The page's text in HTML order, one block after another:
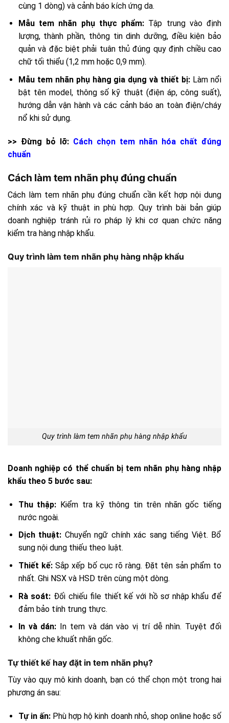
cùng 1 dòng) và cảnh báo kích ứng da.
Mẫu tem nhãn phụ thực phẩm: Tập trung vào định
lượng, thành phần, thông tin dinh dưỡng, điều kiện bảo
quản và đặc biệt phải tuân thủ đúng quy định chiều cao
chữ tối thiểu (1,2 mm hoặc 0,9 mm).
Mẫu tem nhãn phụ hàng gia dụng và thiết bị: Làm nổi
bật tên model, thông số kỹ thuật (điện áp, công suất),
hướng dẫn vận hành và các cảnh báo an toàn điện/cháy
nổ khi sử dụng.
>> Đừng bỏ lỡ: Cách chọn tem nhãn hóa chất đúng
chuẩn
Cách làm tem nhãn phụ đúng chuẩn
Cách làm tem nhãn phụ đúng chuẩn cần kết hợp nội dung
chính xác và kỹ thuật in phù hợp. Quy trình bài bản giúp
doanh nghiệp tránh rủi ro pháp lý khi cơ quan chức năng
kiểm tra hàng nhập khẩu.
Quy trình làm tem nhãn phụ hàng nhập khẩu
Quy trình làm tem nhãn phụ hàng nhập khẩu
Doanh nghiệp có thể chuẩn bị tem nhãn phụ hàng nhập
khẩu theo 5 bước sau:
Thu thập: Kiểm tra kỹ thông tin trên nhãn gốc tiếng
nước ngoài.
Dịch thuật: Chuyển ngữ chính xác sang tiếng Việt. Bổ
sung nội dung thiếu theo luật.
Thiết kế:Sắp xếp bố cục rõ ràng. Đặt tên sản phẩm to
nhất. Ghi NSX và HSD trên cùng một dòng.
Rà soát: Đối chiếu file thiết kế với hồ sơ nhập khẩu để
đảm bảo tính trung thực.
In và dán: In tem và dán vào vị trí dễ nhìn. Tuyệt đối
không che khuất nhãn gốc.
Tự thiết kế hay đặt in tem nhãn phụ?
Tùy vào quy mô kinh doanh, bạn có thể chọn một trong hai
phương án sau:
Tự in ấn: Phù hợp hộ kinh doanh nhỏ, shop online hoặc số